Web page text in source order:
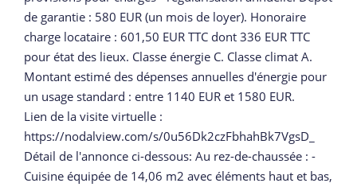
de garantie : 580 EUR (un mois de loyer). Honoraire
charge locataire : 601,50 EUR TTC dont 336 EUR TTC
pour état des lieux. Classe énergie C. Classe climat A.
Montant estimé des dépenses annuelles d'énergie pour
un usage standard : entre 1140 EUR et 1580 EUR.
Lien de la visite virtuelle :
https://nodalview.com/s/0u56Dk2czFbhahBk7VgsD_
Détail de l'annonce ci-dessous: Au rez-de-chaussée : -
Cuisine équipée de 14,06 m2 avec éléments haut et bas,